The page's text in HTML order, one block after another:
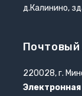
д.Калинино,
Почтовый
220028, г.